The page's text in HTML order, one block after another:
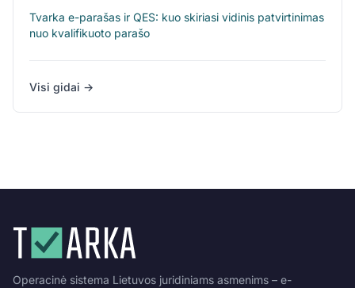
Tvarka e-parašas ir QES: kuo skiriasi vidinis patvirtinimas
nuo kvalifikuoto parašo
Visi gidai →
Operacinė sistema Lietuvos juridiniams asmenims – e-